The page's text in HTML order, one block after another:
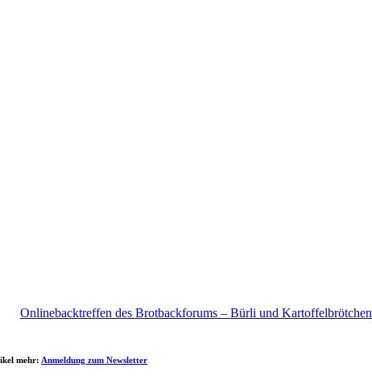
Onlinebacktreffen des Brotbackforums – Bürli und Kartoffelbrötchen
mehr: Anmeldung zum Newsletter